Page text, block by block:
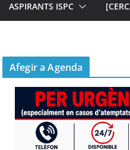
ASPIRANTS ISPC
Afegir a Agenda